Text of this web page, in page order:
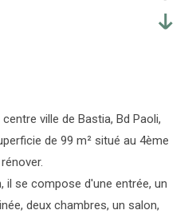
ville de Bastia, Bd Paoli,
de 99 m² situé au 4ème
il se compose d'une entrée, un
deux chambres, un salon,